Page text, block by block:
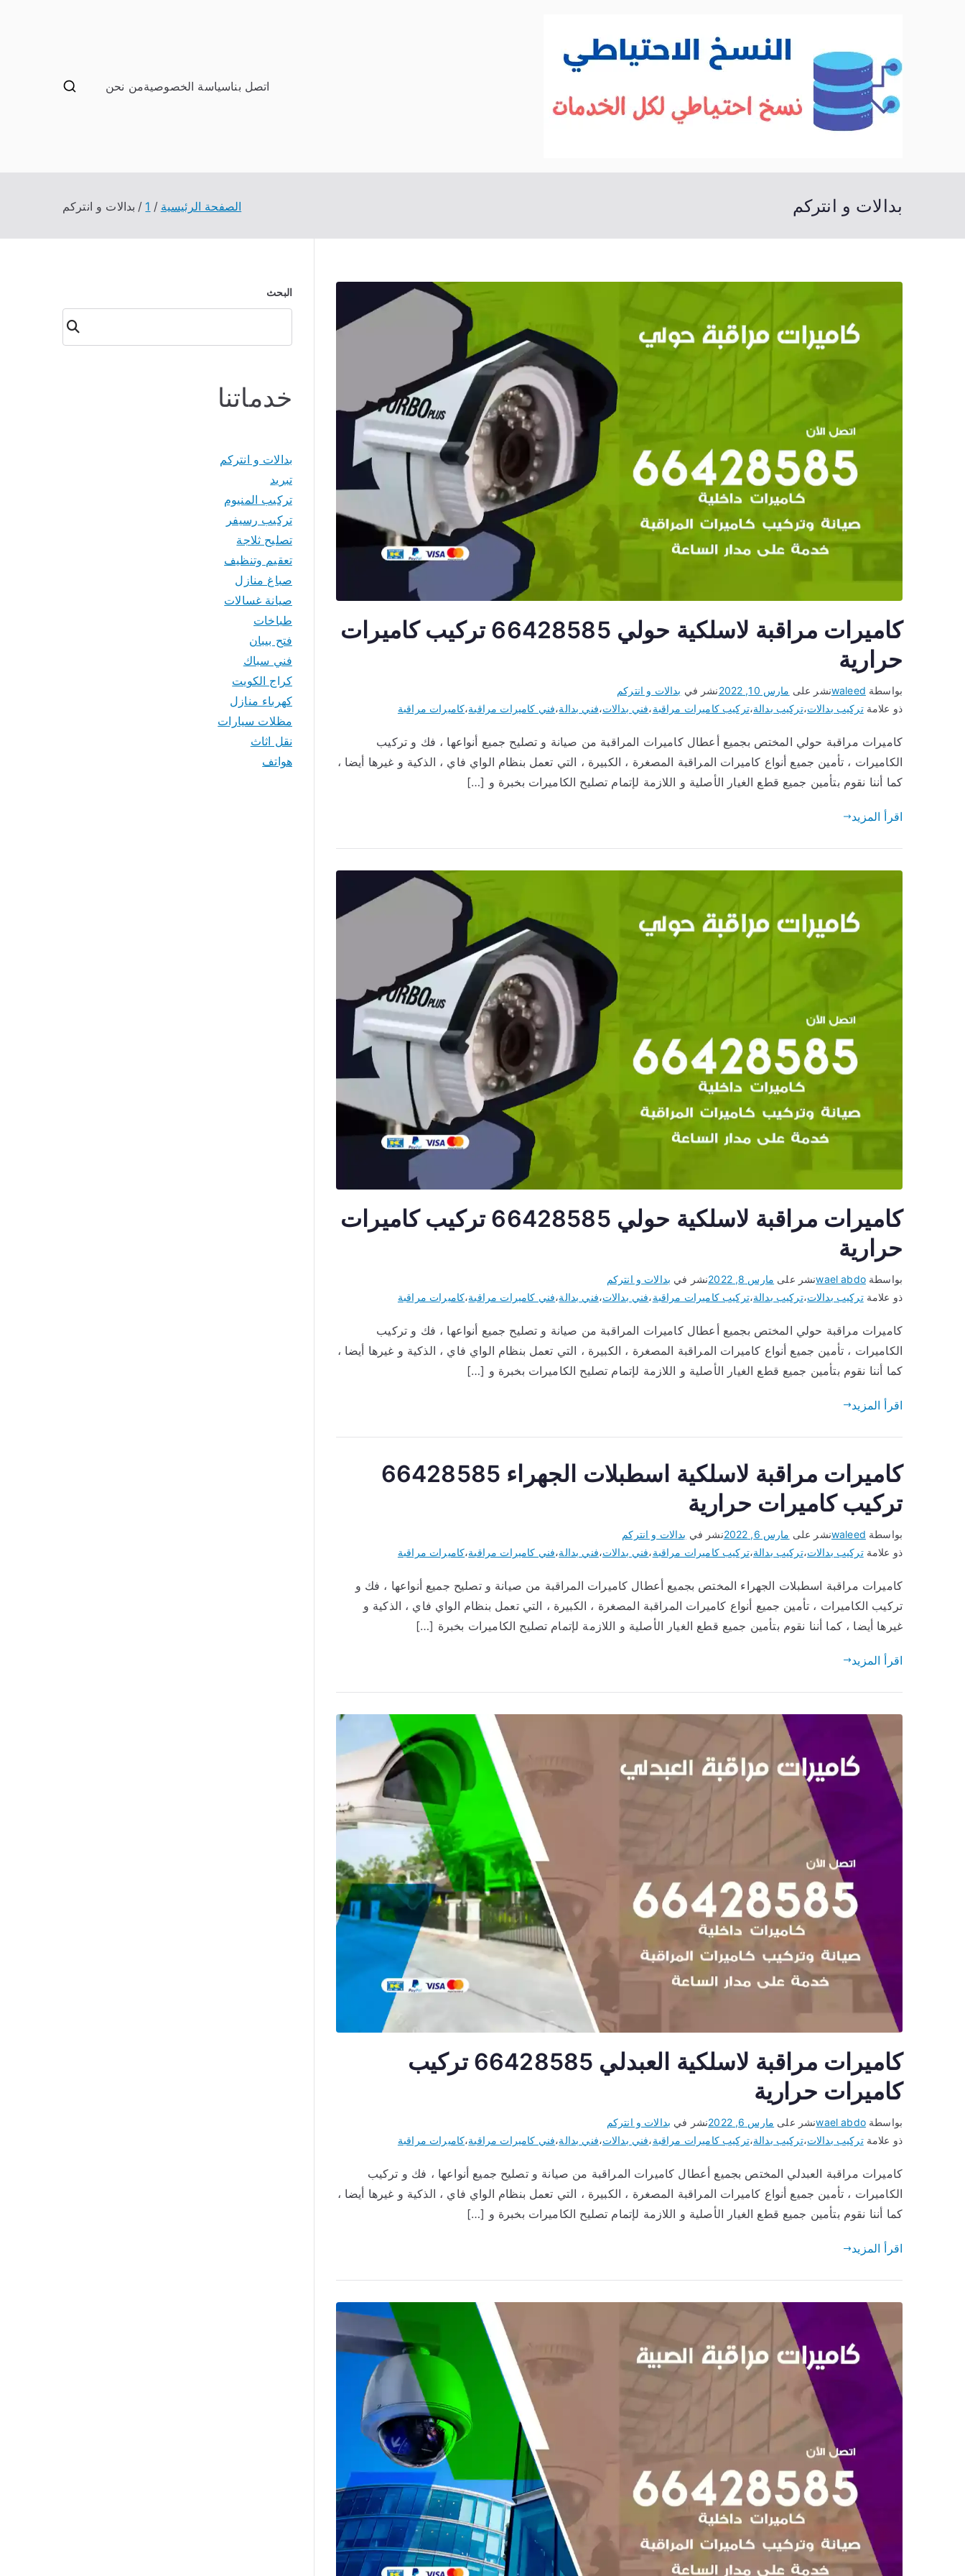
خدمات منزلية بالكويت شراء بيع فك نقل تركيب صيانة تصليح اثاث عفش
اتصل بناسياسة الخصوصيةمن نحن
بدالات و انتركم الصفحة الرئيسية 1 بدالات و انتركم
كاميرات مراقبة لاسلكية حولي 66428585 تركيب كاميرات
حرارية
بواسطة waleedنشر على مارس 10, 2022 نشر في بدالات و انتركم
ذو علامةتركيب بدالات،تركيب بدالة،تركيب كاميرات مراقبة،فني بدالات،فني بدالة،فني كاميرات مراقبة،كاميرات مراقبة
كاميرات مراقبة حولي المختص بجميع أعطال كاميرات المراقبة من صيانة و تصليح جميع أنواعها ، فك و تركيب
الكاميرات ، تأمين جميع أنواع كاميرات المراقبة المصغرة ، الكبيرة ، التي تعمل بنظام الواي فاي ، الذكية و غيرها أيضا ،
كما أننا نقوم بتأمين جميع قطع الغيار الأصلية و اللازمة لإتمام تصليح الكاميرات بخبرة و […]
اقرأ المزيد
كاميرات مراقبة لاسلكية حولي 66428585 تركيب كاميرات
حرارية
بواسطةwael abdoنشر على مارس 8, 2022 نشر في بدالات و انتركم
ذو علامةتركيب بدالات،تركيب بدالة،تركيب كاميرات مراقبة،فني بدالات،فني بدالة،فني كاميرات مراقبة،كاميرات مراقبة
كاميرات مراقبة حولي المختص بجميع أعطال كاميرات المراقبة من صيانة و تصليح جميع أنواعها ، فك و تركيب
الكاميرات ، تأمين جميع أنواع كاميرات المراقبة المصغرة ، الكبيرة ، التي تعمل بنظام الواي فاي ، الذكية و غيرها أيضا ،
كما أننا نقوم بتأمين جميع قطع الغيار الأصلية و اللازمة لإتمام تصليح الكاميرات بخبرة و […]
اقرأ المزيد
كاميرات مراقبة لاسلكية اسطبلات الجهراء 66428585
تركيب كاميرات حرارية
بواسطة waleedنشر على مارس 6, 2022 نشر في بدالات و انتركم
ذو علامةتركيب بدالات،تركيب بدالة،تركيب كاميرات مراقبة،فني بدالات،فني بدالة،فني كاميرات مراقبة،كاميرات مراقبة
كاميرات مراقبة اسطبلات الجهراء المختص بجميع أعطال كاميرات المراقبة من صيانة و تصليح جميع أنواعها ، فك و
تركيب الكاميرات ، تأمين جميع أنواع كاميرات المراقبة المصغرة ، الكبيرة ، التي تعمل بنظام الواي فاي ، الذكية و
غيرها أيضا ، كما أننا نقوم بتأمين جميع قطع الغيار الأصلية و اللازمة لإتمام تصليح الكاميرات بخبرة […]
اقرأ المزيد
كاميرات مراقبة لاسلكية العبدلي 66428585 تركيب
كاميرات حرارية
بواسطةwael abdoنشر على مارس 6, 2022 نشر في بدالات و انتركم
ذو علامةتركيب بدالات،تركيب بدالة،تركيب كاميرات مراقبة،فني بدالات،فني بدالة،فني كاميرات مراقبة،كاميرات مراقبة
كاميرات مراقبة العبدلي المختص بجميع أعطال كاميرات المراقبة من صيانة و تصليح جميع أنواعها ، فك و تركيب
الكاميرات ، تأمين جميع أنواع كاميرات المراقبة المصغرة ، الكبيرة ، التي تعمل بنظام الواي فاي ، الذكية و غيرها أيضا ،
كما أننا نقوم بتأمين جميع قطع الغيار الأصلية و اللازمة لإتمام تصليح الكاميرات بخبرة و […]
اقرأ المزيد
البحث
البحث
خدماتنا
بدالات و انتركم
تبريد
تركيب المنيوم
تركيب رسيفر
تصليح ثلاجة
تعقيم وتنظيف
صباغ منازل
صيانة غسالات
طباخات
فتح بيبان
فني سباك
كراج الكويت
كهرباء منازل
مظلات سيارات
نقل اثاث
هواتف